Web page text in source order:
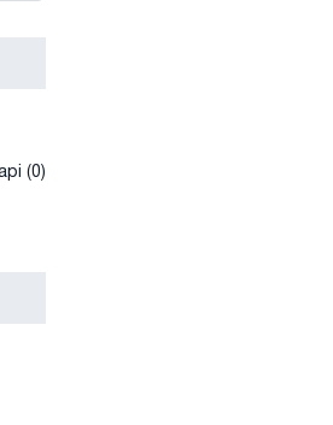
(0)